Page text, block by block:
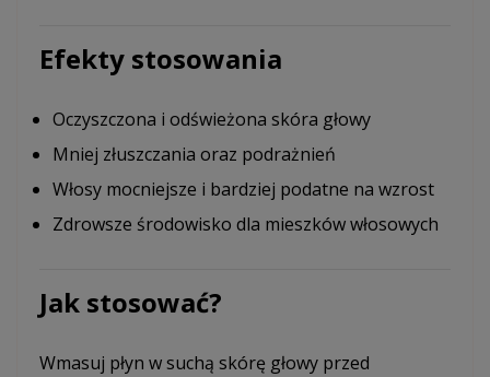
Efekty stosowania
Oczyszczona i odświeżona skóra głowy
Mniej złuszczania oraz podrażnień
Włosy mocniejsze i bardziej podatne na wzrost
Zdrowsze środowisko dla mieszków włosowych
Jak stosować?
Wmasuj płyn w suchą skórę głowy przed